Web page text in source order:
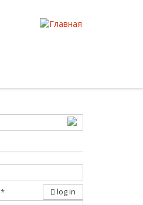
*
log in